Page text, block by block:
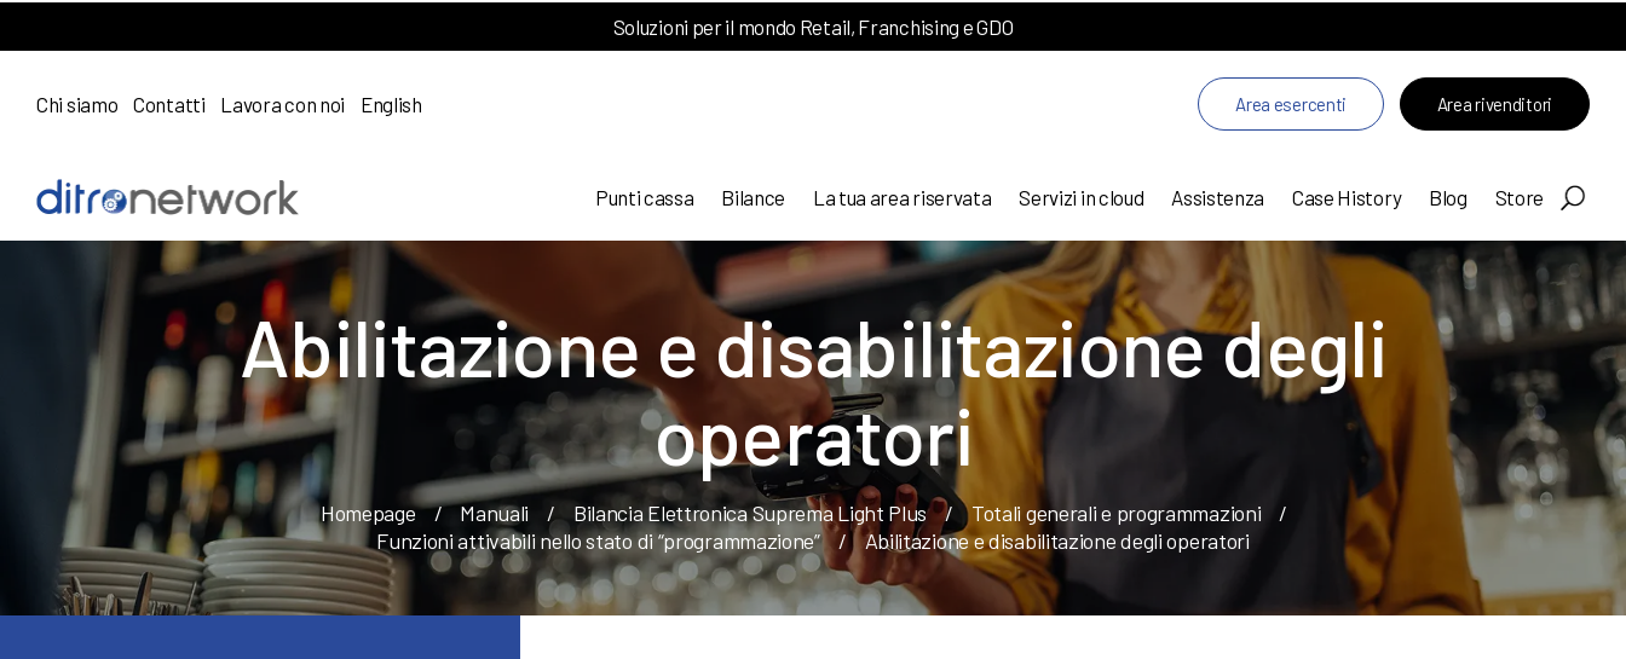
Soluzioni per il mondo Retail, Franchising e GDO
Chi siamo Contatti Lavora con noi English Area esercenti Area rivenditori
Punti cassa Bilance La tua area riservata Servizi in cloud Assistenza Case History Blog Store
Abilitazione e disabilitazione degli
operatori
Homepage / Manuali / Bilancia Elettronica Suprema Light Plus / Totali generali e programmazioni
/
Funzioni attivabili nello stato di “programmazione”
/ Abilitazione e disabilitazione degli operatori